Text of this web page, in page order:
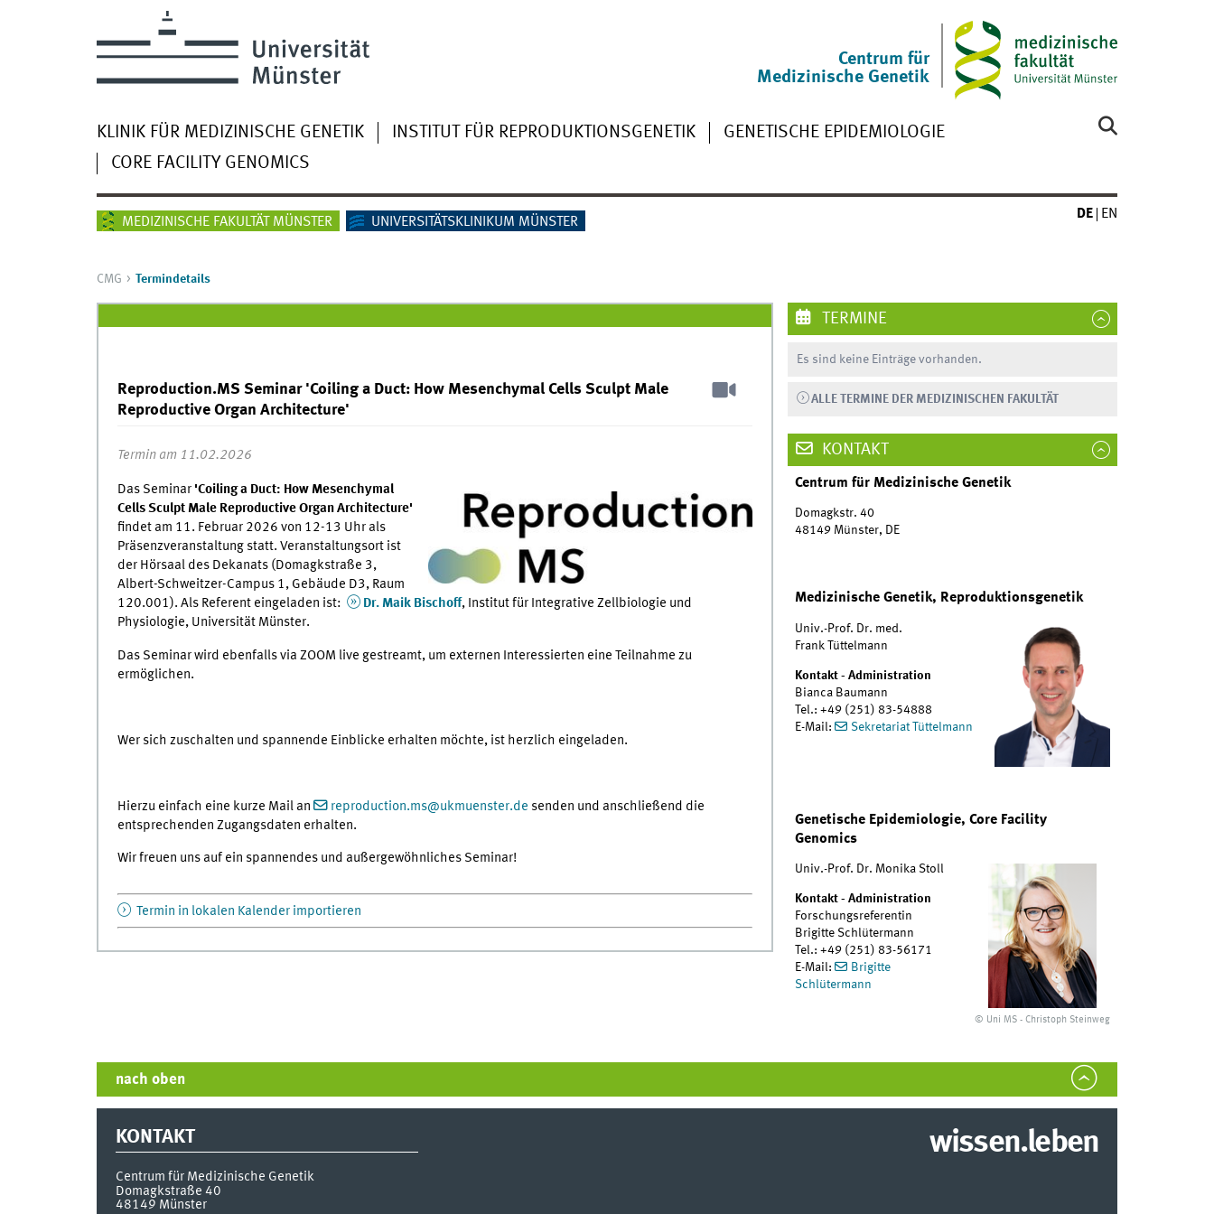
Centrum für
Medizinische Genetik
KLINIK FÜR MEDIZINISCHE GENETIK INSTITUT FÜR REPRODUKTIONSGENETIK
GENETISCHE EPIDEMIOLOGIE
CORE FACILITY GENOMICS
MEDIZINISCHE FAKULTÄT MÜNSTER UNIVERSITÄTSKLINIKUM MÜNSTER
DE EN
CMG Termindetails
Reproduction.MS Seminar 'Coiling a Duct: How Mesenchymal Cells Sculpt Male
Reproductive Organ Architecture'
Termin am 11.02.2026
Das Seminar 'Coiling a Duct: How Mesenchymal
Cells Sculpt Male Reproductive Organ Architecture'
findet am 11. Februar 2026 von 12-13 Uhr als
Präsenzveranstaltung statt. Veranstaltungsort ist
der Hörsaal des Dekanats (Domagkstraße 3,
Albert-Schweitzer-Campus 1, Gebäude D3, Raum
120.001). Als Referent eingeladen ist:
Dr. Maik Bischoff, Institut für Integrative Zellbiologie und
Physiologie, Universität Münster.
Das Seminar wird ebenfalls via ZOOM live gestreamt, um externen Interessierten eine Teilnahme zu
ermöglichen.
Wer sich zuschalten und spannende Einblicke erhalten möchte, ist herzlich eingeladen.
Hierzu einfach eine kurze Mail an reproduction.ms@ukmuenster.de ​​​​​​​ senden und anschließend die
entsprechenden Zugangsdaten erhalten.
Wir freuen uns auf ein spannendes und außergewöhnliches Seminar!
Termin in lokalen Kalender importieren
TERMINE
Es sind keine Einträge vorhanden.
ALLE TERMINE DER MEDIZINISCHEN FAKULTÄT
KONTAKT
Centrum für Medizinische Genetik
Domagkstr. 40
48149 Münster, DE
Medizinische Genetik, Reproduktionsgenetik
Univ.-Prof. Dr. med.
Frank Tüttelmann
Kontakt - Administration
Bianca Baumann
Tel.: +49 (251) 83-54888
E-Mail:
Sekretariat Tüttelmann
Genetische Epidemiologie, Core Facility
Genomics
© Uni MS - Christoph Steinweg
Univ.-Prof. Dr. Monika Stoll
Kontakt - Administration
Forschungsreferentin
Brigitte Schlütermann
Tel.: +49 (251) 83-56171
E-Mail:
Brigitte
Schlütermann
nach oben
KONTAKT
Centrum für Medizinische Genetik
Domagkstraße 40
48149 Münster
wissen.leben